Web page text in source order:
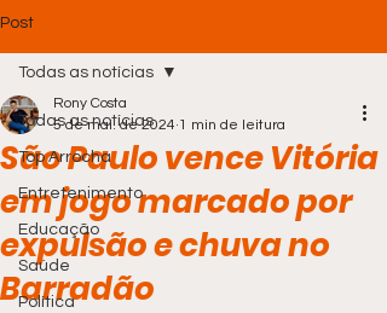
Post
Todas as notícias
Top Arrocha
Entretenimento
Educação
Saúde
Política
Todas as notícias
São Paulo vence Vitória
em jogo marcado por
expulsão e chuva no
Barradão
Rony Costa
5 de mai. de 2024 1 min de leitura